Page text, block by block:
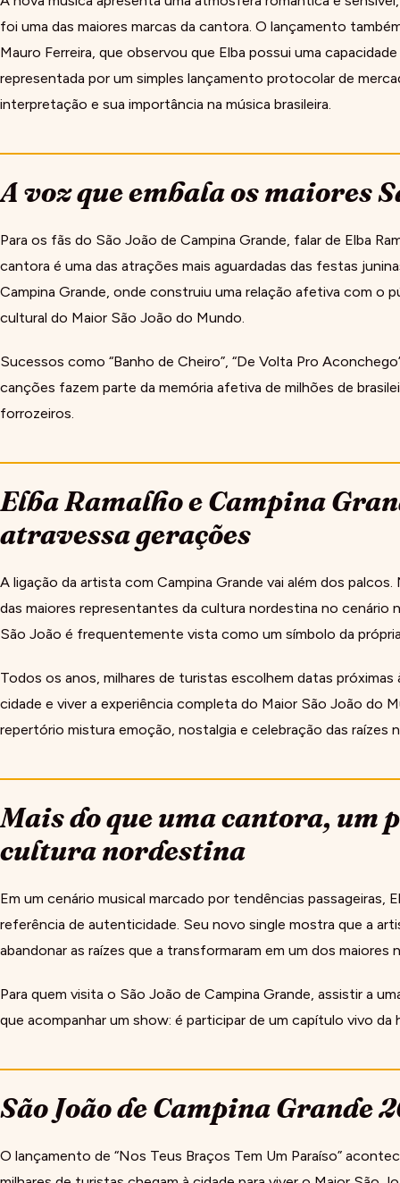
foi uma das maiores marcas da cantora. O lançamento
Mauro Ferreira, que observou que Elba possui uma
representada por um simples lançamento protocolar de
interpretação e sua importância na música brasileira.
A voz que embala os maiores
Para os fãs do São João de Campina Grande, falar de Elba
cantora é uma das atrações mais aguardadas das festas
Campina Grande, onde construiu uma relação afetiva com o
cultural do Maior São João do Mundo.
Sucessos como “Banho de Cheiro”, “De Volta Pro
canções fazem parte da memória afetiva de milhões de
forrozeiros.
Elba Ramalho e Campina
atravessa gerações
A ligação da artista com Campina Grande vai além dos
das maiores representantes da cultura nordestina no cenário
São João é frequentemente vista como um símbolo da
Todos os anos, milhares de turistas escolhem datas
cidade e viver a experiência completa do Maior São João do
repertório mistura emoção, nostalgia e celebração das raízes
Mais do que uma cantora, um
cultura nordestina
Em um cenário musical marcado por tendências passageiras,
referência de autenticidade. Seu novo single mostra que a
abandonar as raízes que a transformaram em um dos maiores
Para quem visita o São João de Campina Grande, assistir a
que acompanhar um show: é participar de um capítulo vivo
São João de Campina Grande
O lançamento de “Nos Teus Braços Tem Um Paraíso”